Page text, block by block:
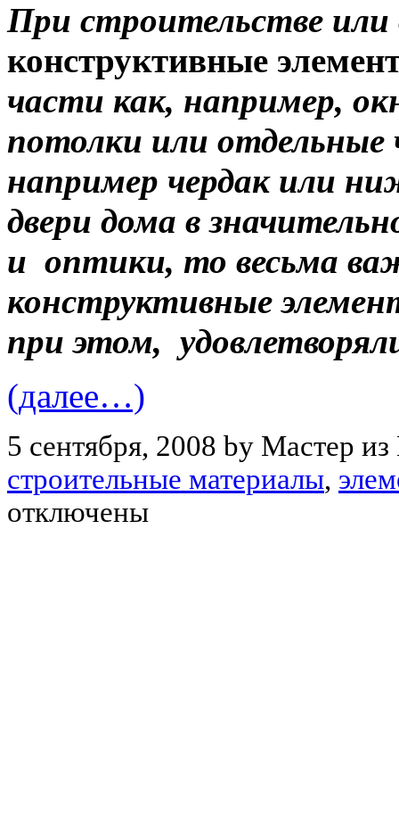
При строительстве или
конструктивные
части как, например,
потолки или отдельные
например чердак или
двери дома в
и оптики, то весьма
конструктивные
при этом,
(далее…)
5 сентября, 2008 by Мастер
строительные материалы,
отключены